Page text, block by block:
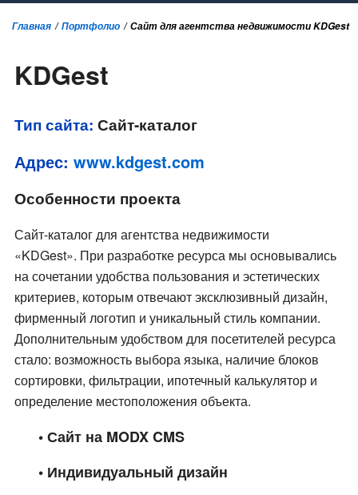
Главная Портфолио Сайт для агентства недвижимости KDGest
KDGest
Тип сайта: Сайт-каталог
Адрес: www.kdgest.com
Особенности проекта
Сайт-каталог для агентства недвижимости
«KDGest». При разработке ресурса мы основывались
на сочетании удобства пользования и эстетических
критериев, которым отвечают эксклюзивный дизайн,
фирменный логотип и уникальный стиль компании.
Дополнительным удобством для посетителей ресурса
стало: возможность выбора языка, наличие блоков
сортировки, фильтрации, ипотечный калькулятор и
определение местоположения объекта.
• Сайт на MODX CMS
• Индивидуальный дизайн